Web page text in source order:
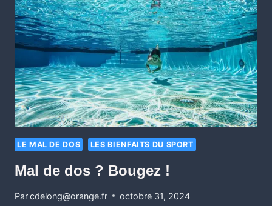
LE MAL DE DOS LES BIENFAITS DU SPORT
Mal de dos ? Bougez ! ‍
Parcdelong@orange.fr octobre 31, 2024